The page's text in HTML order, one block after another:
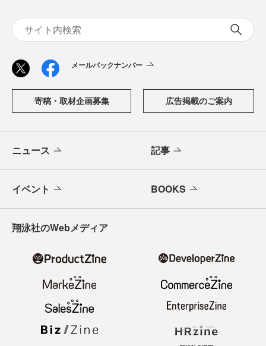
メールバックナンバー
寄稿・取材企画募集 広告掲載のご案内
ニュース 記事
イベント BOOKS
翔泳社のWebメディア